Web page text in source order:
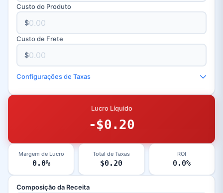
Custo do Produto
$
Custo de Frete
$
Configurações de Taxas
Lucro Líquido
-$0.20
Margem de Lucro
0.0%
Total de Taxas
$0.20
ROI
0.0%
Composição da Receita